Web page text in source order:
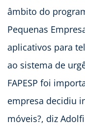
âmbito do
Pequenas
aplicativos para
ao sistema de
FAPESP foi
empresa decidiu
móveis?, diz